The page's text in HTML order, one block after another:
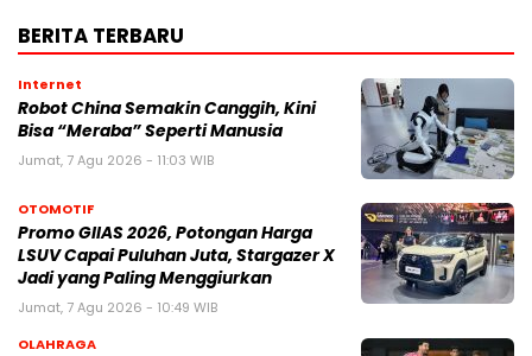
BERITA TERBARU
Internet
Robot China Semakin Canggih, Kini
Bisa “Meraba” Seperti Manusia
Jumat, 7 Agu 2026 - 11:03 WIB
OTOMOTIF
Promo GIIAS 2026, Potongan Harga
LSUV Capai Puluhan Juta, Stargazer X
Jadi yang Paling Menggiurkan
Jumat, 7 Agu 2026 - 10:49 WIB
OLAHRAGA